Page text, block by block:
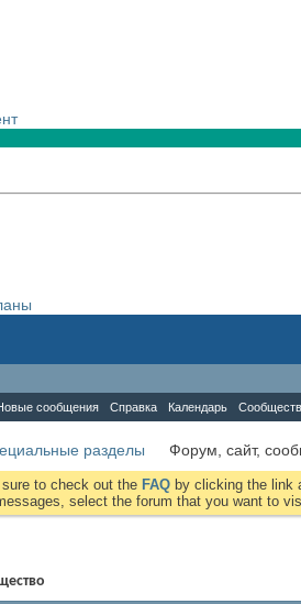
сообщения Справка Календарь
разделы Форум, сайт,
to check out the FAQ by clicking the link
select the forum that you want to